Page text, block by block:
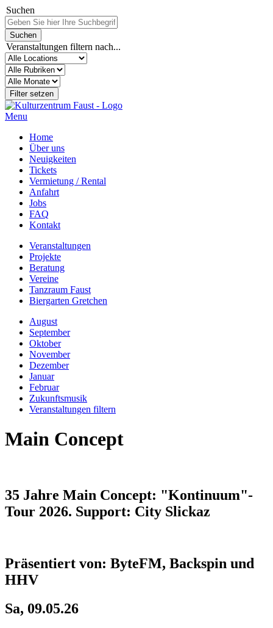
Suchen
Veranstaltungen filtern nach...
Menu
Home
Über uns
Neuigkeiten
Tickets
Vermietung / Rental
Anfahrt
Jobs
FAQ
Kontakt
Veranstaltungen
Projekte
Beratung
Vereine
Tanzraum Faust
Biergarten Gretchen
August
September
Oktober
November
Dezember
Januar
Februar
Zukunftsmusik
Veranstaltungen filtern
Main Concept
35 Jahre Main Concept: "Kontinuum"-
Tour 2026. Support: City Slickaz
Präsentiert von: ByteFM, Backspin und
HHV
Sa, 09.05.26